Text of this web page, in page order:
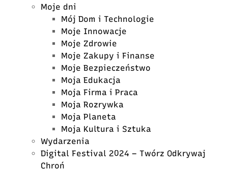
Moje dni
Mój Dom i Technologie
Moje Innowacje
Moje Zdrowie
Moje Zakupy i Finanse
Moje Bezpieczeństwo
Moja Edukacja
Moja Firma i Praca
Moja Rozrywka
Moja Planeta
Moja Kultura i Sztuka
Wydarzenia
Digital Festival 2024 – Twórz Odkrywaj
Chroń